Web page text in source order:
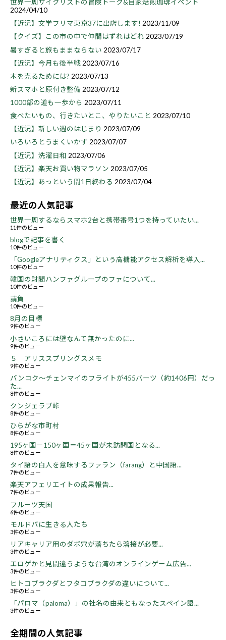
世界一周サイクリストの冒険トーク&自家焙煎珈琲イベント
2024/04/10
【近況】文学フリマ東京37に出店します! 2023/11/09
【クイズ】この市の中で仲間はずれはどれ 2023/07/19
暑すぎると旅もままならない 2023/07/17
【近況】今月も後半戦 2023/07/16
本を売るためには? 2023/07/13
新スマホと原付き整備 2023/07/12
1000部の道も一歩から 2023/07/11
食べたいもの、行きたいとこ、やりたいこと 2023/07/10
【近況】新しい週のはじまり 2023/07/09
いろいろとうまくいかず 2023/07/07
【近況】洗濯日和 2023/07/06
【近況】楽天お買い物マラソン 2023/07/05
【近況】あっという間1日終わる 2023/07/04
最近の人気記事
世界一周するならスマホ2台と携帯番号1つを持っていたい...
11件のビュー
blogで記事を書く
10件のビュー
「Googleアナリティクス」という高機能アクセス解析を導入...
10件のビュー
韓国の財閥ハンファグループのファについて...
10件のビュー
請負
10件のビュー
8月の目標
9件のビュー
小さいころには壁なんて無かったのに...
9件のビュー
５ アリススプリングスメモ
9件のビュー
バンコク～チェンマイのフライトが455バーツ（約1406円）だっ
た...
8件のビュー
クンジェラブ峠
8件のビュー
ひらがな市町村
8件のビュー
195ヶ国－150ヶ国＝45ヶ国が未訪問国となる...
8件のビュー
タイ語の白人を意味するファラン（farang）と中国語...
7件のビュー
楽天アフェリエイトの成果報告...
7件のビュー
フルーツ天国
6件のビュー
モルドバに生きる人たち
3件のビュー
リアキャリア用のダボ穴が落ちたら溶接が必要...
3件のビュー
エロゲかと見間違うような台湾のオンラインゲーム広告...
3件のビュー
ヒトコブラクダとフタコブラクダの違いについて...
3件のビュー
「パロマ（paloma）」の社名の由来ともなったスペイン語...
3件のビュー
全期間の人気記事